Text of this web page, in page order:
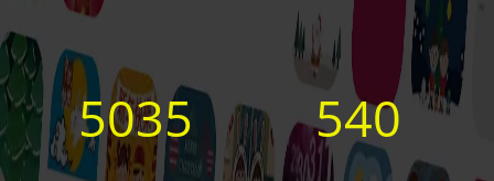
5035 540